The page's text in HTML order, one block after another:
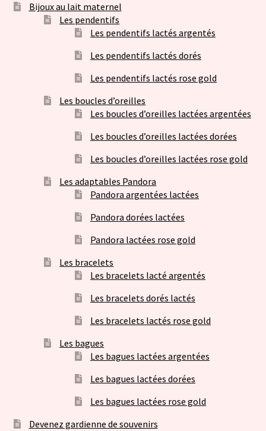
Bijoux au lait maternel
Les pendentifs
Les pendentifs lactés argentés
Les pendentifs lactés dorés
Les pendentifs lactés rose gold
Les boucles d’oreilles
Les boucles d’oreilles lactées argentées
Les boucles d’oreilles lactées dorées
Les boucles d’oreilles lactées rose gold
Les adaptables Pandora
Pandora argentées lactées
Pandora dorées lactées
Pandora lactées rose gold
Les bracelets
Les bracelets lacté argentés
Les bracelets dorés lactés
Les bracelets lactés rose gold
Les bagues
Les bagues lactées argentées
Les bagues lactées dorées
Les bagues lactées rose gold
Devenez gardienne de souvenirs